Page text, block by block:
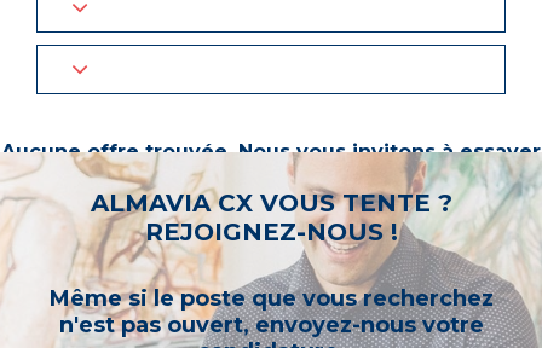
Aucune offre trouvée. Nous vous invitons à essayer
d’autres mots-clés ou à sélectionner un « métier ».
ALMAVIA CX VOUS TENTE ?
REJOIGNEZ-NOUS !
Même si le poste que vous recherchez
n'est pas ouvert, envoyez-nous votre